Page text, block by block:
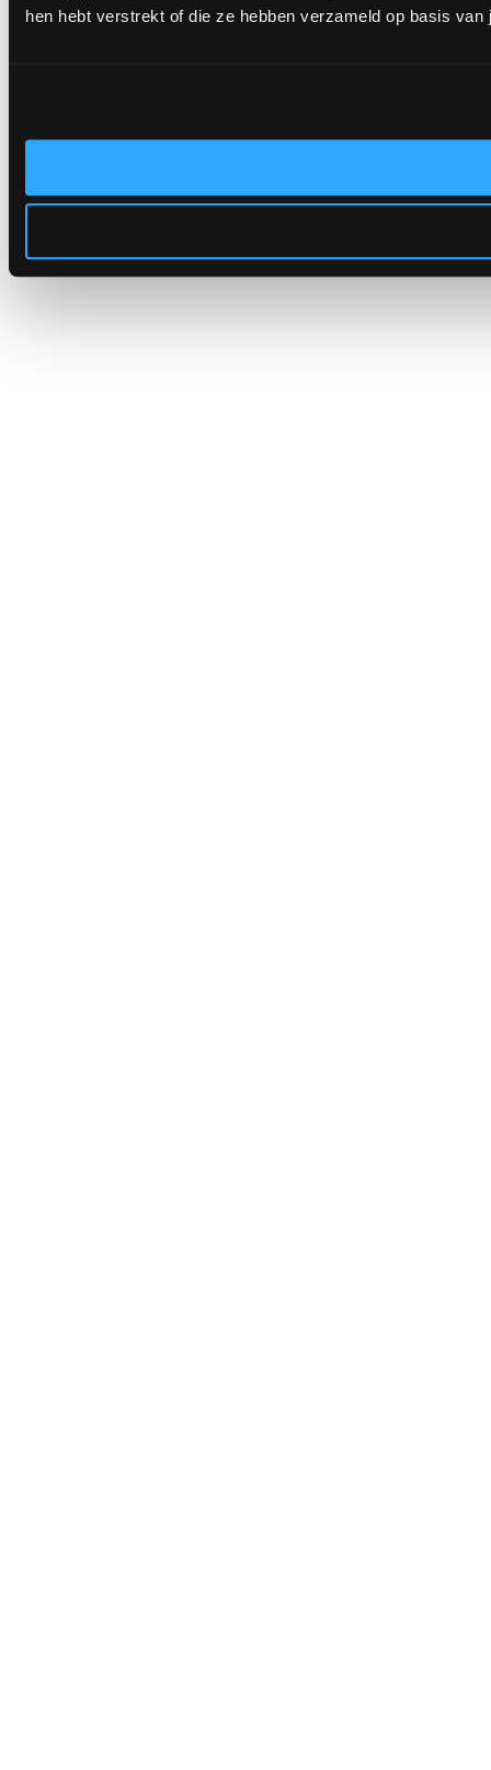
hen hebt verstrekt of die ze hebben verzameld op basis van